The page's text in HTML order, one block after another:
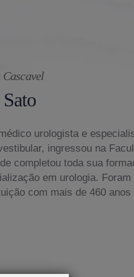
urologista e
ingressou na
completou toda sua
em urologia.
com mais de 460 anos